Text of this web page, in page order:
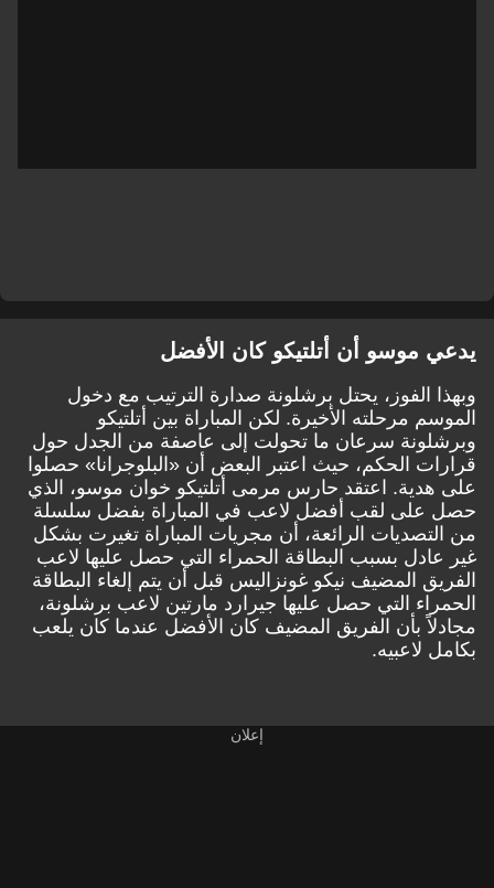
يدعي موسو أن أتلتيكو كان الأفضل
وبهذا الفوز، يحتل برشلونة صدارة الترتيب مع دخول
الموسم مرحلته الأخيرة. لكن المباراة بين أتلتيكو
وبرشلونة سرعان ما تحولت إلى عاصفة من الجدل حول
قرارات الحكم، حيث اعتبر البعض أن «البلوجرانا» حصلوا
على هدية. اعتقد حارس مرمى أتلتيكو خوان موسو، الذي
حصل على لقب أفضل لاعب في المباراة بفضل سلسلة
من التصديات الرائعة، أن مجريات المباراة تغيرت بشكل
غير عادل بسبب البطاقة الحمراء التي حصل عليها لاعب
الفريق المضيف نيكو غونزاليس قبل أن يتم إلغاء البطاقة
الحمراء التي حصل عليها جيرارد مارتين لاعب برشلونة،
مجادلاً بأن الفريق المضيف كان الأفضل عندما كان يلعب
بكامل لاعبيه.
إعلان